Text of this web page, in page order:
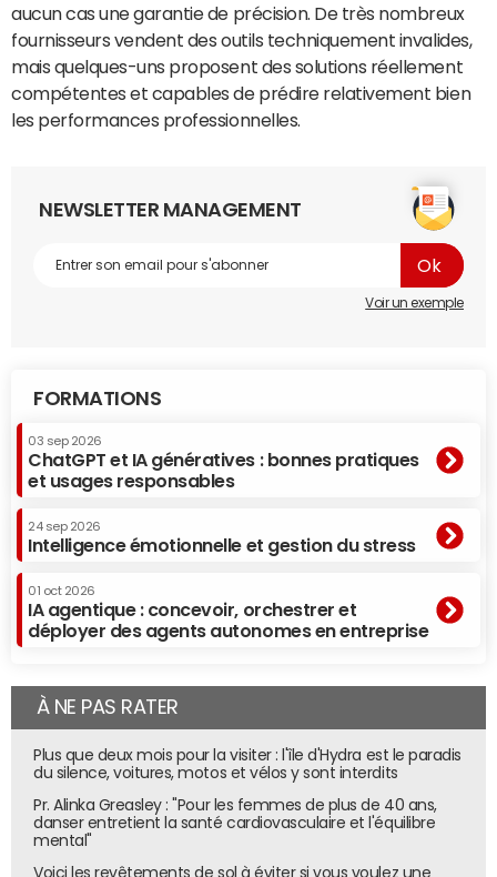
aucun cas une garantie de précision. De très nombreux
fournisseurs vendent des outils techniquement invalides,
mais quelques-uns proposent des solutions réellement
compétentes et capables de prédire relativement bien
les performances professionnelles.
NEWSLETTER MANAGEMENT
Voir un exemple
FORMATIONS
03 sep 2026
ChatGPT et IA génératives : bonnes pratiques
et usages responsables
24 sep 2026
Intelligence émotionnelle et gestion du stress
01 oct 2026
IA agentique : concevoir, orchestrer et
déployer des agents autonomes en entreprise
À NE PAS RATER
Plus que deux mois pour la visiter : l'île d'Hydra est le paradis
du silence, voitures, motos et vélos y sont interdits
Pr. Alinka Greasley : "Pour les femmes de plus de 40 ans,
danser entretient la santé cardiovasculaire et l'équilibre
mental"
Voici les revêtements de sol à éviter si vous voulez une